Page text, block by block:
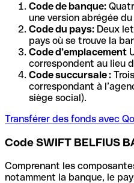
Code de banque:
une version abrégée
Code du pays: Deux
pays où se trouve la
Code d’emplacement
correspondent au lieu
Code succursale :
correspondant à
siège social).
Transférer des fonds avec
Code SWIFT BELFIUS
Comprenant les
notamment la banque, le